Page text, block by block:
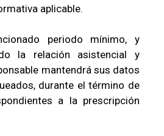
aplicable.
periodo mínimo, y
la relación asistencial y
mantendrá sus datos
durante el término de
a la prescripción